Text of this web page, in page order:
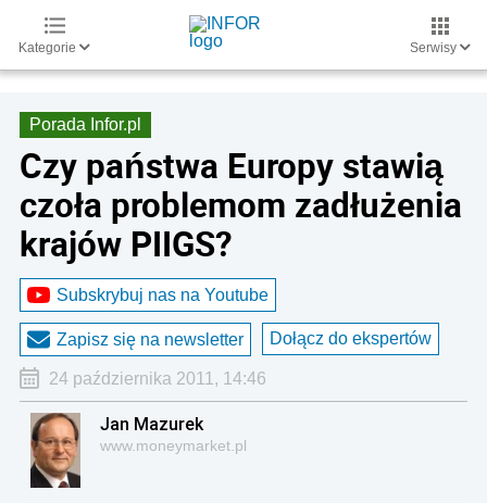
Kategorie Serwisy
Porada Infor.pl
Czy państwa Europy stawią
czoła problemom zadłużenia
krajów PIIGS?
Subskrybuj nas na Youtube
Zapisz się na newsletter Dołącz do ekspertów
24 października 2011, 14:46
Jan Mazurek
www.moneymarket.pl